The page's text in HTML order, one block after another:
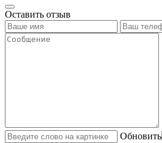
Оставить отзыв
Обновить